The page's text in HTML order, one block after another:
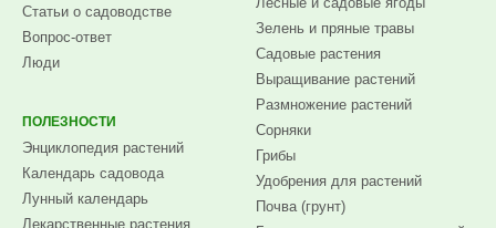
Статьи о садоводстве
Вопрос-ответ
Люди
ПОЛЕЗНОСТИ
Энциклопедия растений
Календарь садовода
Лунный календарь
Лекарственные растения
Зелень и пряные травы
Садовые растения
Выращивание растений
Размножение растений
Сорняки
Грибы
Удобрения для растений
Почва (грунт)